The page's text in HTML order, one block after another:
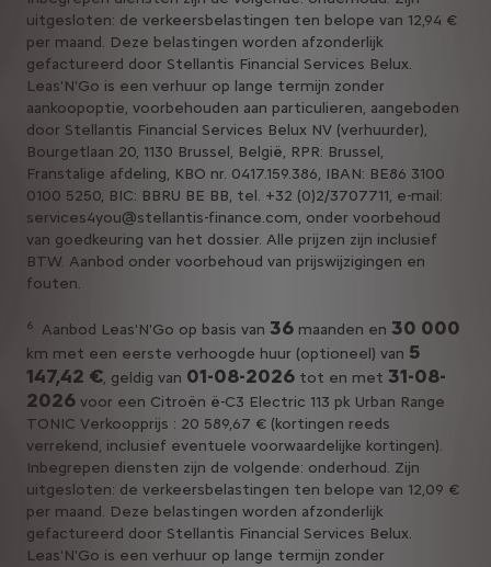
uitgesloten: de verkeersbelastingen ten belope van 12,94 €
per maand. Deze belastingen worden afzonderlijk
gefactureerd door Stellantis Financial Services Belux.
Leas'N'Go is een verhuur op lange termijn zonder
aankoopoptie, voorbehouden aan particulieren, aangeboden
door Stellantis Financial Services Belux NV (verhuurder),
Bourgetlaan 20, 1130 Brussel, België, RPR: Brussel,
Franstalige afdeling, KBO nr. 0417.159.386, IBAN: BE86 3100
0100 5250, BIC: BBRU BE BB, tel. +32 (0)2/3707711, e-mail:
services4you@stellantis-finance.com, onder voorbehoud
van goedkeuring van het dossier. Alle prijzen zijn inclusief
BTW. Aanbod onder voorbehoud van prijswijzigingen en
fouten.
6 Aanbod Leas'N'Go op basis van 36 maanden en 30 000
km met een eerste verhoogde huur (optioneel) van 5
147,42 €, geldig van 01-08-2026 tot en met 31-08-
2026 voor een Citroën ë-C3 Electric 113 pk Urban Range
TONIC Verkoopprijs : 20 589,67 € (kortingen reeds
verrekend, inclusief eventuele voorwaardelijke kortingen).
Inbegrepen diensten zijn de volgende: onderhoud. Zijn
uitgesloten: de verkeersbelastingen ten belope van 12,09 €
per maand. Deze belastingen worden afzonderlijk
gefactureerd door Stellantis Financial Services Belux.
Leas'N'Go is een verhuur op lange termijn zonder